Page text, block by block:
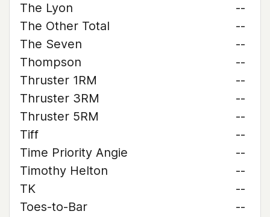
The Lyon
--
The Other Total
--
The Seven
--
Thompson
--
Thruster 1RM
--
Thruster 3RM
--
Thruster 5RM
--
Tiff
--
Time Priority Angie
--
Timothy Helton
--
TK
--
Toes-to-Bar
--